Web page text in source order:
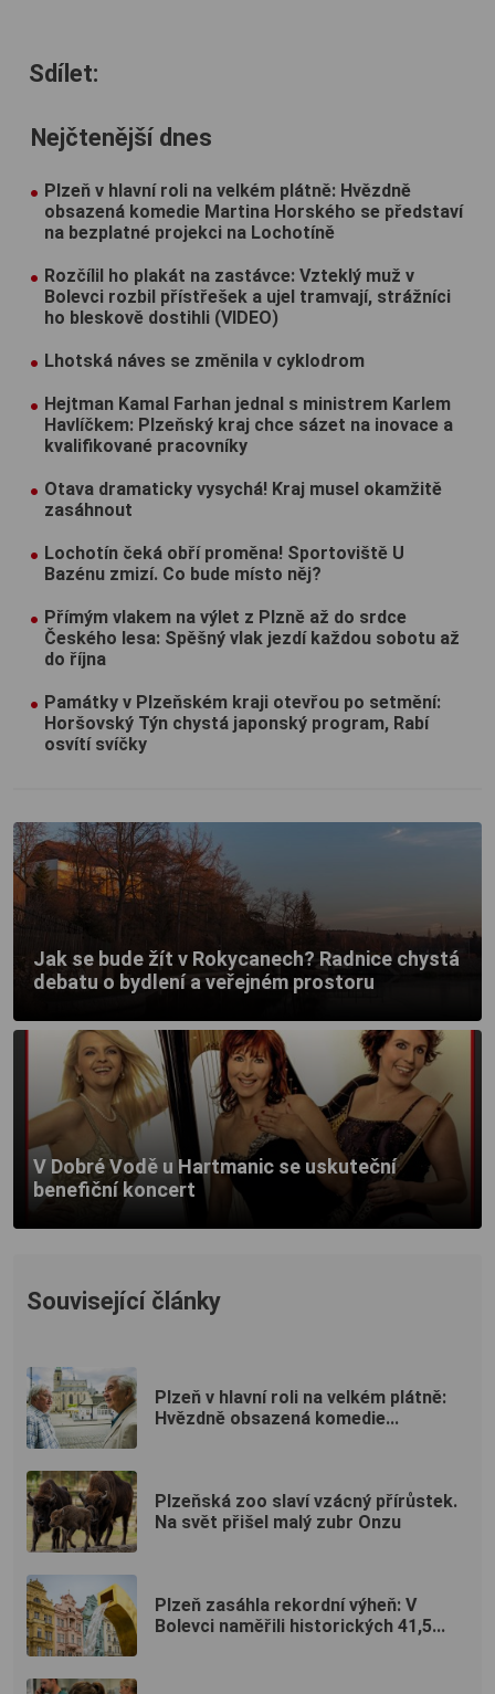
Sdílet:
Nejčtenější dnes
Plzeň v hlavní roli na velkém plátně: Hvězdně
obsazená komedie Martina Horského se představí
na bezplatné projekci na Lochotíně
Rozčílil ho plakát na zastávce: Vzteklý muž v
Bolevci rozbil přístřešek a ujel tramvají, strážníci
ho bleskově dostihli (VIDEO)
Lhotská náves se změnila v cyklodrom
Hejtman Kamal Farhan jednal s ministrem Karlem
Havlíčkem: Plzeňský kraj chce sázet na inovace a
kvalifikované pracovníky
Otava dramaticky vysychá! Kraj musel okamžitě
zasáhnout
Lochotín čeká obří proměna! Sportoviště U
Bazénu zmizí. Co bude místo něj?
Přímým vlakem na výlet z Plzně až do srdce
Českého lesa: Spěšný vlak jezdí každou sobotu až
do října
Památky v Plzeňském kraji otevřou po setmění:
Horšovský Týn chystá japonský program, Rabí
osvítí svíčky
Jak se bude žít v Rokycanech? Radnice chystá
debatu o bydlení a veřejném prostoru
V Dobré Vodě u Hartmanic se uskuteční
benefiční koncert
Související články
Plzeň v hlavní roli na velkém plátně:
Hvězdně obsazená komedie...
Plzeňská zoo slaví vzácný přírůstek.
Na svět přišel malý zubr Onzu
Plzeň zasáhla rekordní výheň: V
Bolevci naměřili historických 41,5...